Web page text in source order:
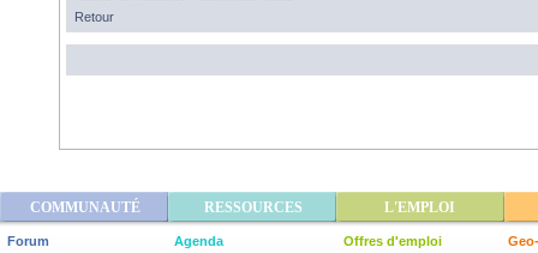
Retour
COMMUNAUTÉ RESSOURCES L'EMPLOI
Forum
Agenda
Offres d'emploi